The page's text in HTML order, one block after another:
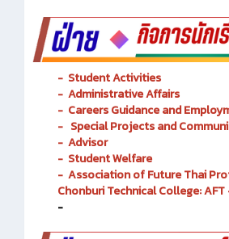
- Student Activities
- Administrative Affairs
- Careers Guidance and
-Special Projects and
- Advisor
- Student Welfare
-Association of Future Thai
Chonburi Technical College: AFT -
-